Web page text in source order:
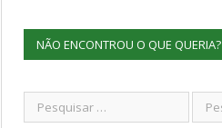
NÃO ENCONTROU O QUE QUERIA?